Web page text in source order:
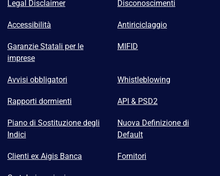
Legal Disclaimer Disconoscimenti
Accessibilità Antiriciclaggio
Garanzie Statali per le
imprese
MIFID
Avvisi obbligatori Whistleblowing
Rapporti dormienti API & PSD2
Piano di Sostituzione degli
Indici
Nuova Definizione di
Default
Clienti ex Aigis Banca Fornitori